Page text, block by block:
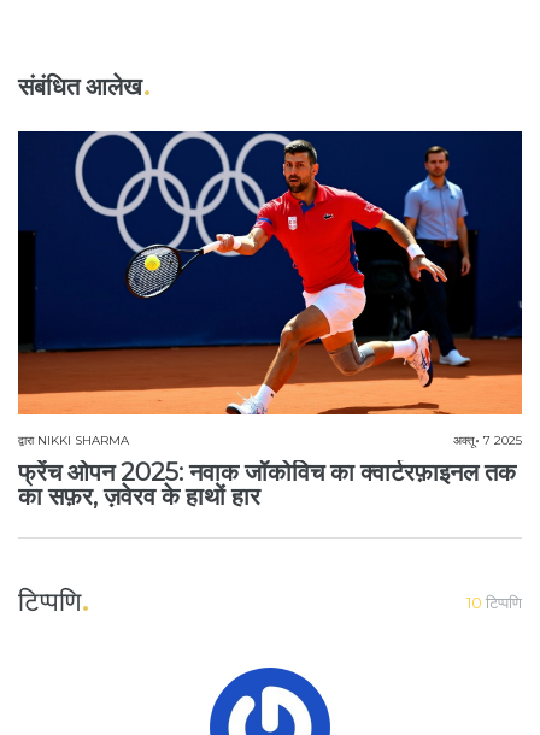
संबंधित आलेख
द्वारा NIKKI SHARMA अक्तू॰ 7 2025
फ्रेंच ओपन 2025: नवाक जॉकोविच का क्वार्टरफ़ाइनल तक
का सफ़र, ज़वेरव के हाथों हार
टिप्पणि 10 टिप्पणि